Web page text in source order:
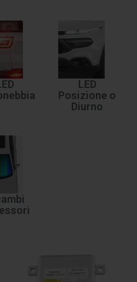
LED
Posizione o
Diurno